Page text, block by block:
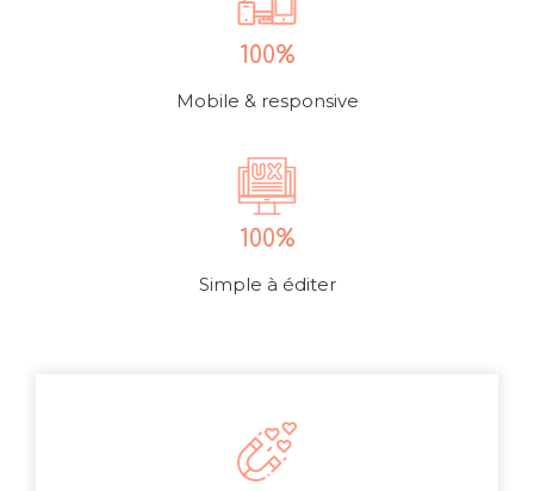
100%
Mobile & responsive
100%
Simple à éditer